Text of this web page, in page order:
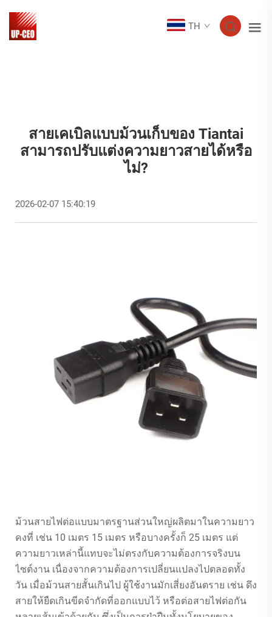
TH
สายเคเบิลแบบม้วนเก็บของ Tiantai
สามารถปรับแต่งความยาวสายได้หรือ
ไม่?
2026-02-07 15:40:19
ม้วนสายไฟต่อแบบมาตรฐานส่วนใหญ่ผลิตมาในความยาว
คงที่ เช่น 10 เมตร 15 เมตร หรือบางครั้งก็ 25 เมตร แต่
ความยาวเหล่านี้แทบจะไม่ตรงกับความต้องการจริงบน
ไซต์งาน เนื่องจากความต้องการเปลี่ยนแปลงไปตลอดทั้ง
วัน เมื่อม้วนสายสั้นเกินไป ผู้ใช้งานมักเสี่ยงอันตราย เช่น ดึง
สายให้ยืดเกินขีดจำกัดที่ออกแบบไว้ หรือต่อสายไฟต่อกัน